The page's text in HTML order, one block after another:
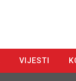
VIJESTI